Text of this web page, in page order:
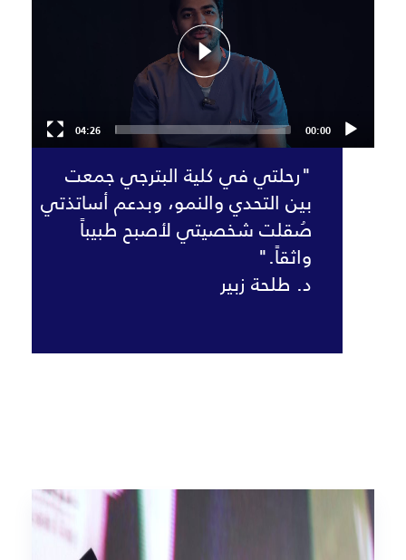
00:00
04:26
"رحلتي في كلية البترجي جمعت
بين التحدي والنمو، وبدعم أساتذتي
صُقلت شخصيتي لأصبح طبيباً
واثقاً."
د. طلحة زبير